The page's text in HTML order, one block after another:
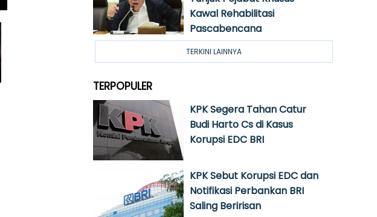
Kawal Rehabilitasi
Pascabencana
TERKINI LAINNYA
TERPOPULER
KPK Segera Tahan Catur
Budi Harto Cs di Kasus
Korupsi EDC BRI
KPK Sebut Korupsi EDC dan
Notifikasi Perbankan BRI
Saling Beririsan